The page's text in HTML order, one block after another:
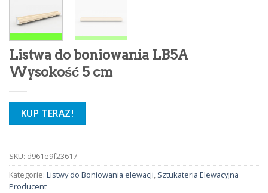
Listwa do boniowania LB5A
Wysokość 5 cm
KUP TERAZ!
SKU: d961e9f23617
Kategorie: Listwy do Boniowania elewacji, Sztukateria Elewacyjna
Producent